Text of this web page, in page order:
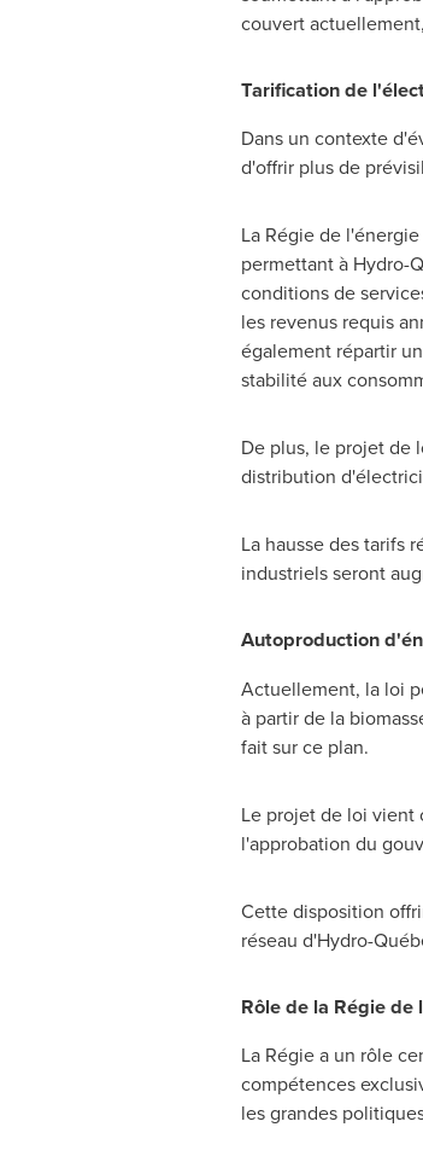
couvert
Tarification de
Dans un contexte
d'offrir plus de
La Régie de
permettant à Hydro-
conditions de
les revenus requis
également répartir
stabilité aux
De plus, le projet de
distribution
La hausse des tarifs
industriels seront
Autoproduction
Actuellement, la loi
à partir de la
fait sur ce plan.
Le projet de loi vient
l'approbation du
Cette disposition
réseau d'Hydro-
Rôle de la Régie de
La Régie a un rôle
compétences
les grandes